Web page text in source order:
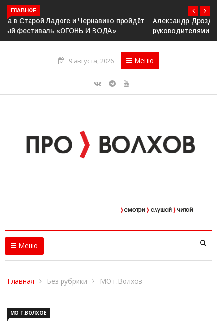
ГЛАВНОЕ
Александр Дрозденко провёл рабочее совещание с
руководителями Ассоциации ветеранов СВО
9 августа, 2026 Меню
Меню
Главная Без рубрики МО г.Волхов
МО Г.ВОЛХОВ